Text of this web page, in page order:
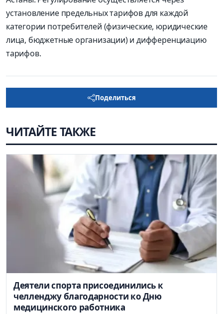
установление предельных тарифов для каждой
категории потребителей (физические, юридические
лица, бюджетные организации) и дифференциацию
тарифов.
Поделиться
ЧИТАЙТЕ ТАКЖЕ
Деятели спорта присоединились к
челленджу благодарности ко Дню
медицинского работника